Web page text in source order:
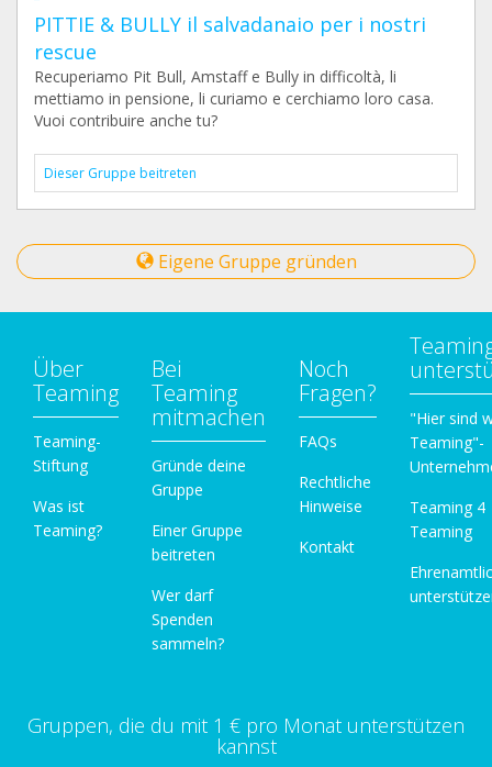
PITTIE & BULLY il salvadanaio per i nostri
rescue
Recuperiamo Pit Bull, Amstaff e Bully in difficoltà, li
mettiamo in pensione, li curiamo e cerchiamo loro casa.
Vuoi contribuire anche tu?
Dieser Gruppe beitreten
Eigene Gruppe gründen
Über
Teaming
Teaming-
Stiftung
Was ist
Teaming?
Bei
Teaming
mitmachen
Gründe deine
Gruppe
Einer Gruppe
beitreten
Wer darf
Spenden
sammeln?
Noch
Fragen?
FAQs
Rechtliche
Hinweise
Kontakt
"Hier sind
Teaming"-
Teaming 4
Teaming
Gruppen, die du mit 1 € pro Monat unterstützen
kannst